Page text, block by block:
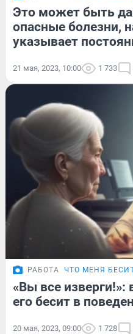
Это может быть
опасные болезни,
указывает
21 мая, 2023, 10:00 1 733
РАБОТА ЧТО МЕНЯ
«Вы все изверги!»:
его бесит в
20 мая, 2023, 09:00 1 728